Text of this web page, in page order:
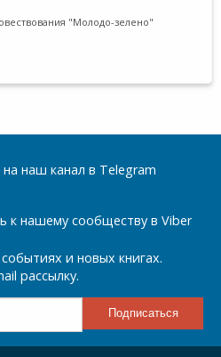
"Молодо-зелено"
наш канал в Telegram
к нашему сообществу в Viber
и новых книгах.
рассылку.